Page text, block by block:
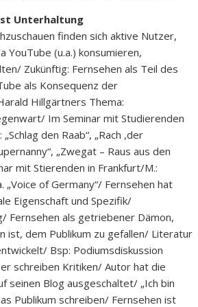
Unterhaltung
finden sich aktive Nutzer,
YouTube (u.a.) konsumieren,
Zukünftig: Fernsehen als Teil des
als Konsequenz der
Hillgärtners Thema:
Im Seminar mit Studierenden
den Raab“, „Rach ,der
„Zwegat – Raus aus den
mit Stierenden in Frankfurt/M.:
„Voice of Germany“/ Fernsehen hat
Eigenschaft und Spezifik/
Fernsehen als getriebener Dämon,
ist, dem Publikum zu gefallen/ Literatur
Bsp: Podiumsdiskussion
schreiben Kritiken/ Autor hat die
seinen Blog ausgeschaltet/ „Ich bin
Publikum schreiben/ Fernsehen ist